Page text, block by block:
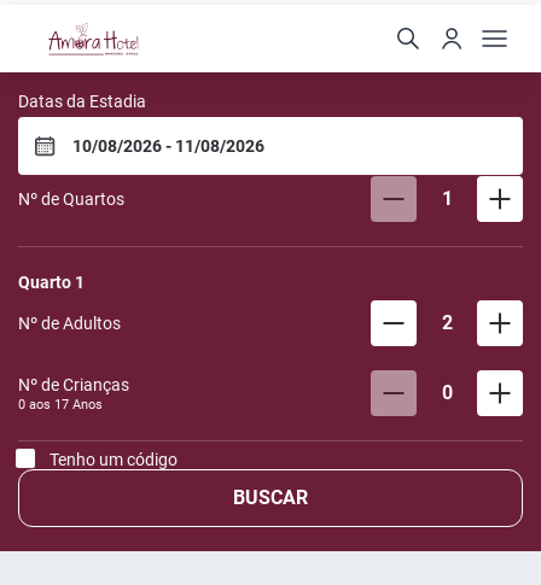
Amora Hotel
Datas da Estadia
Nº de Quartos 1
Quarto 1
Nº de Adultos 2
Nº de Crianças
0 aos 17 Anos 0
Tenho um código
BUSCAR